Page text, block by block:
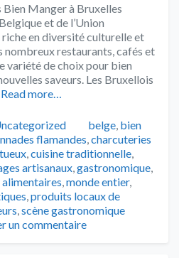
Manger à Bruxelles
et de l’Union
riche en diversité culturelle et
nombreux restaurants, cafés et
variété de choix pour bien
saveurs. Les Bruxellois
Read more…
Tags
belge, bien
flamandes,charcuteries
,cuisine traditionnelle,
artisanaux,gastronomique,
,monde entier,
,produits locaux de
,scène gastronomique
un commentaire